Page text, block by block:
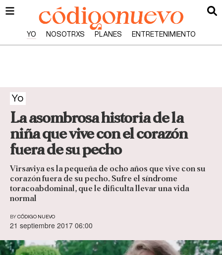
YO NOSOTRXS PLANES ENTRETENIMIENTO
Yo
La asombrosa historia de la
niña que vive con el corazón
fuera de su pecho
Virsaviya es la pequeña de ocho años que vive con su
corazón fuera de su pecho. Sufre el síndrome
toracoabdominal, que le dificulta llevar una vida
normal
BY CÓDIGO NUEVO
21 septiembre 2017 06:00